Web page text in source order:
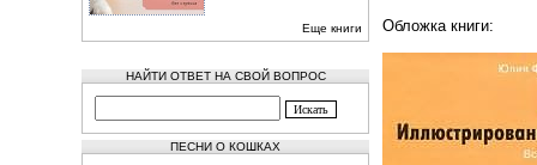
Еще книги
НАЙТИ ОТВЕТ НА СВОЙ ВОПРОС
ПЕСНИ О КОШКАХ
Обложка книги: